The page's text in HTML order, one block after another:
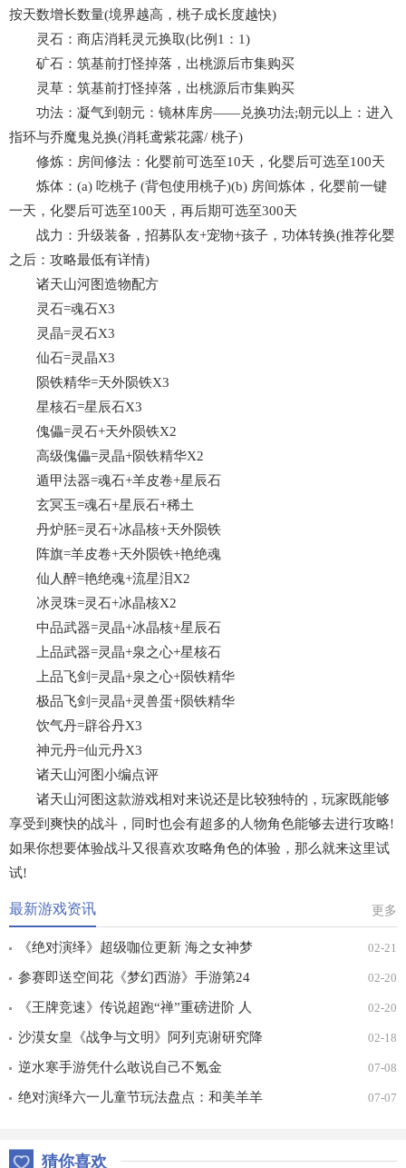
按天数增长数量(境界越高，桃子成长度越快)
灵石：商店消耗灵元换取(比例1：1)
矿石：筑基前打怪掉落，出桃源后市集购买
灵草：筑基前打怪掉落，出桃源后市集购买
功法：凝气到朝元：镜林库房——兑换功法;朝元以上：进入
指环与乔魔鬼兑换(消耗鸢紫花露/ 桃子)
修炼：房间修法：化婴前可选至10天，化婴后可选至100天
炼体：(a) 吃桃子 (背包使用桃子)(b) 房间炼体，化婴前一键
一天，化婴后可选至100天，再后期可选至300天
战力：升级装备，招募队友+宠物+孩子，功体转换(推荐化婴
之后：攻略最低有详情)
诸天山河图造物配方
灵石=魂石X3
灵晶=灵石X3
仙石=灵晶X3
陨铁精华=天外陨铁X3
星核石=星辰石X3
傀儡=灵石+天外陨铁X2
高级傀儡=灵晶+陨铁精华X2
遁甲法器=魂石+羊皮卷+星辰石
玄冥玉=魂石+星辰石+稀土
丹炉胚=灵石+冰晶核+天外陨铁
阵旗=羊皮卷+天外陨铁+艳绝魂
仙人醉=艳绝魂+流星泪X2
冰灵珠=灵石+冰晶核X2
中品武器=灵晶+冰晶核+星辰石
上品武器=灵晶+泉之心+星核石
上品飞剑=灵晶+泉之心+陨铁精华
极品飞剑=灵晶+灵兽蛋+陨铁精华
饮气丹=辟谷丹X3
神元丹=仙元丹X3
诸天山河图小编点评
诸天山河图这款游戏相对来说还是比较独特的，玩家既能够
享受到爽快的战斗，同时也会有超多的人物角色能够去进行攻略!
如果你想要体验战斗又很喜欢攻略角色的体验，那么就来这里试
试!
最新游戏资讯 更多
《绝对演绎》超级咖位更新 海之女神梦
幻时装免费拿！
02-21
参赛即送空间花《梦幻西游》手游第24
届X9联赛报名进行中！
02-20
《王牌竞速》传说超跑“禅”重磅进阶 人
车合一 竞速飞升！
02-20
沙漠女皇《战争与文明》阿列克谢研究降
价
02-18
逆水寒手游凭什么敢说自己不氪金 07-08
绝对演绎六一儿童节玩法盘点：和美羊羊 07-07
猜你喜欢